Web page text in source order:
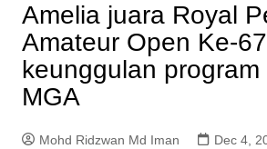
Amelia juara Royal
Amateur Open Ke-
keunggulan program
MGA
Mohd Ridzwan Md Iman
Dec 4,